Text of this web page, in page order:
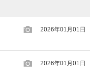
2026年01月01日
2026年01月01日